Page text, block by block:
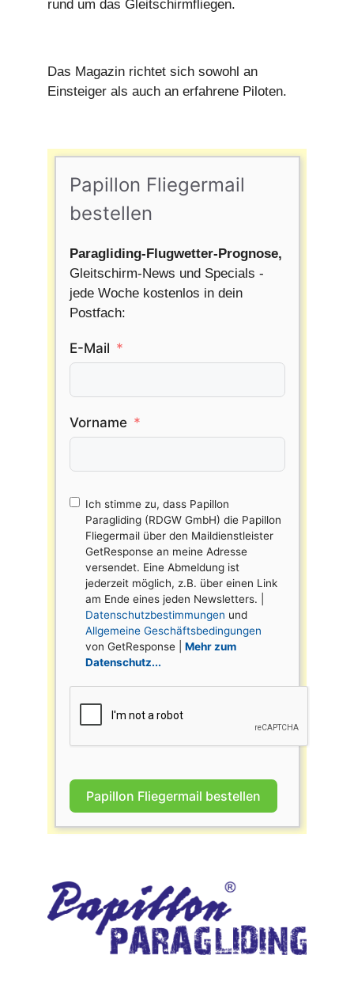
rund um das Gleitschirmfliegen.
Das Magazin richtet sich sowohl an
Einsteiger als auch an erfahrene Piloten.
Papillon Fliegermail
bestellen
Paragliding-Flugwetter-Prognose,
Gleitschirm-News und Specials -
jede Woche kostenlos in dein
Postfach:
E-Mail
Vorname
Ich stimme zu, dass Papillon
Paragliding (RDGW GmbH) die Papillon
Fliegermail über den Maildienstleister
GetResponse an meine Adresse
versendet. Eine Abmeldung ist
jederzeit möglich, z.B. über einen Link
am Ende eines jeden Newsletters. |
Datenschutzbestimmungen und
Allgemeine Geschäftsbedingungen
von GetResponse | Mehr zum
Datenschutz...
Papillon Fliegermail bestellen